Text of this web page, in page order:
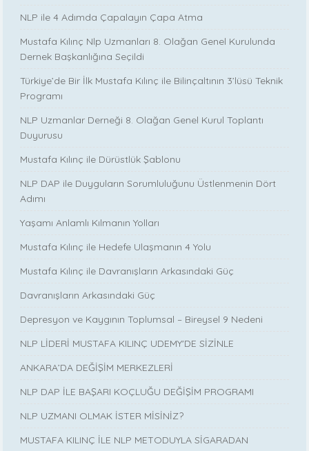
NLP ile 4 Adımda Çapalayın Çapa Atma
Mustafa Kılınç Nlp Uzmanları 8. Olağan Genel Kurulunda
Dernek Başkanlığına Seçildi
Türkiye’de Bir İlk Mustafa Kılınç ile Bilinçaltının 3’lüsü Teknik
Programı
NLP Uzmanlar Derneği 8. Olağan Genel Kurul Toplantı
Duyurusu
Mustafa Kılınç ile Dürüstlük Şablonu
NLP DAP ile Duyguların Sorumluluğunu Üstlenmenin Dört
Adımı
Yaşamı Anlamlı Kılmanın Yolları
Mustafa Kılınç ile Hedefe Ulaşmanın 4 Yolu
Mustafa Kılınç ile Davranışların Arkasındaki Güç
Davranışların Arkasındaki Güç
Depresyon ve Kaygının Toplumsal – Bireysel 9 Nedeni
NLP LİDERİ MUSTAFA KILINÇ UDEMY'DE SİZİNLE
ANKARA’DA DEĞİŞİM MERKEZLERİ
NLP DAP İLE BAŞARI KOÇLUĞU DEĞİŞİM PROGRAMI
NLP UZMANI OLMAK İSTER MİSİNİZ?
MUSTAFA KILINÇ İLE NLP METODUYLA SİGARADAN